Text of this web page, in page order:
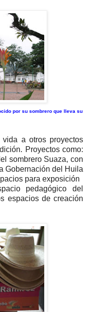
por su sombrero que lleva su
a otros proyectos
Proyectos como:
sombrero Suaza, con
Gobernación del Huila
para exposición
pedagógico del
espacios de creación